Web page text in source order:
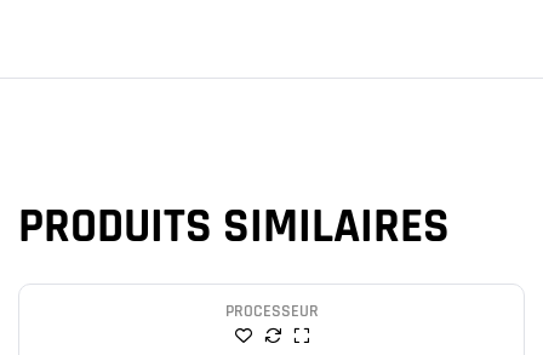
PRODUITS SIMILAIRES
PROCESSEUR